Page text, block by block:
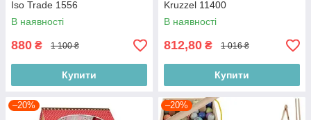
Iso Trade 1556
В наявності
880 ₴ 1 100 ₴
Купити
Kruzzel 11400
В наявності
812,80 ₴ 1 016 ₴
Купити
–20% –20%